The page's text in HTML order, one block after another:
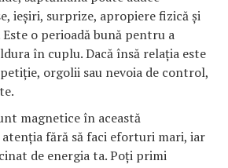
ieșiri, surprize, apropiere fizică și
o perioadă bună pentru a
în cuplu. Dacă însă relația este
orgolii sau nevoia de control,
magnetice în această
fără să faci eforturi mari, iar
de energia ta. Poți primi